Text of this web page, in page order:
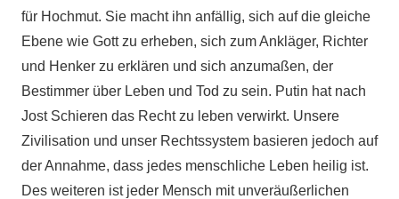
für Hochmut. Sie macht ihn anfällig, sich auf die gleiche
Ebene wie Gott zu erheben, sich zum Ankläger, Richter
und Henker zu erklären und sich anzumaßen, der
Bestimmer über Leben und Tod zu sein. Putin hat nach
Jost Schieren das Recht zu leben verwirkt. Unsere
Zivilisation und unser Rechtssystem basieren jedoch auf
der Annahme, dass jedes menschliche Leben heilig ist.
Des weiteren ist jeder Mensch mit unveräußerlichen